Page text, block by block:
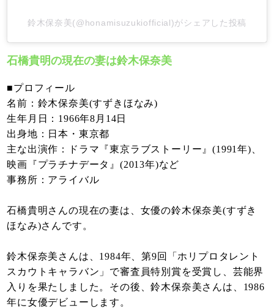
鈴木保奈美(@honamisuzukiofficial)がシェアした投稿
石橋貴明の現在の妻は鈴木保奈美
■プロフィール
名前：鈴木保奈美(すずきほなみ)
生年月日：1966年8月14日
出身地：日本・東京都
主な出演作：ドラマ『東京ラブストーリー』(1991年)、
映画『プラチナデータ』(2013年)など
事務所：アライバル
石橋貴明さんの現在の妻は、女優の鈴木保奈美(すずき
ほなみ)さんです。
鈴木保奈美さんは、1984年、第9回「ホリプロタレント
スカウトキャラバン」で審査員特別賞を受賞し、芸能界
入りを果たしました。その後、鈴木保奈美さんは、1986
年に女優デビューします。